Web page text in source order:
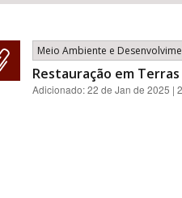
Meio Ambiente e
Restauração em
Adicionado:22 de Jan de 2025 |